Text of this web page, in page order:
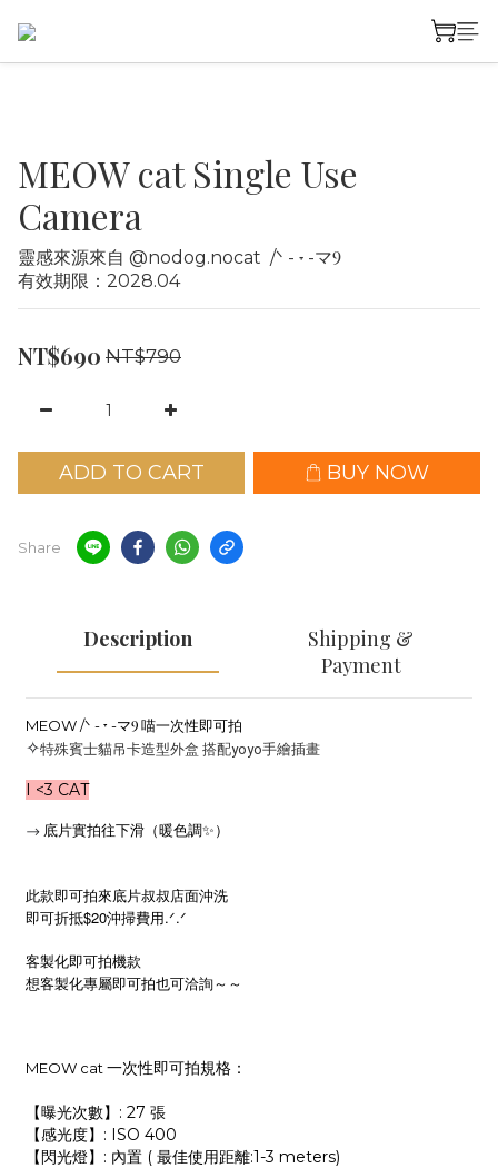
MEOW cat Single Use
Camera
靈感來源來自 @nodog.nocat  /ᐠ - ˕ -マⳊ
有效期限：2028.04
NT$690 NT$790
ADD TO CART BUY NOW
Share
Description
Shipping &
Payment
MEOW /ᐠ - ˕ -マⳊ 喵一次性即可拍
✧特殊賓士貓吊卡造型外盒 搭配yoyo手繪插畫
I <3 CAT
——> 底片實拍往下滑（暖色調✨）
此款即可拍來底片叔叔店面沖洗
即可折抵$20沖掃費用.ᐟ.ᐟ
客製化即可拍機款
想客製化專屬即可拍也可洽詢～～
MEOW cat 一次性即可拍規格：
【曝光次數】: 27 張
【感光度】: ISO 400
【閃光燈】: 內置 ( 最佳使用距離:1-3 meters)